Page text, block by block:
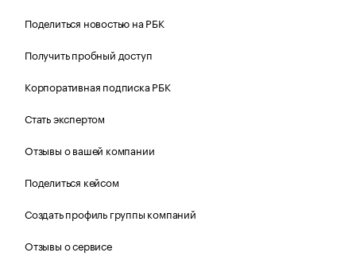
Поделиться новостью на РБК
Получить пробный доступ
Корпоративная подписка РБК
Стать экспертом
Отзывы о вашей компании
Поделиться кейсом
Создать профиль группы компаний
Отзывы о сервисе